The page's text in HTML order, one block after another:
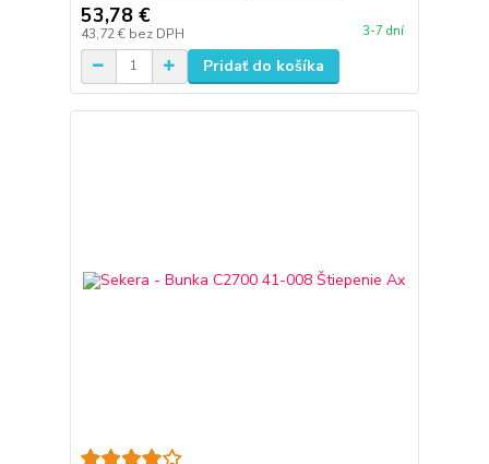
53,78 €
43,72 € bez DPH 3-7 dní
Pridať do košíka